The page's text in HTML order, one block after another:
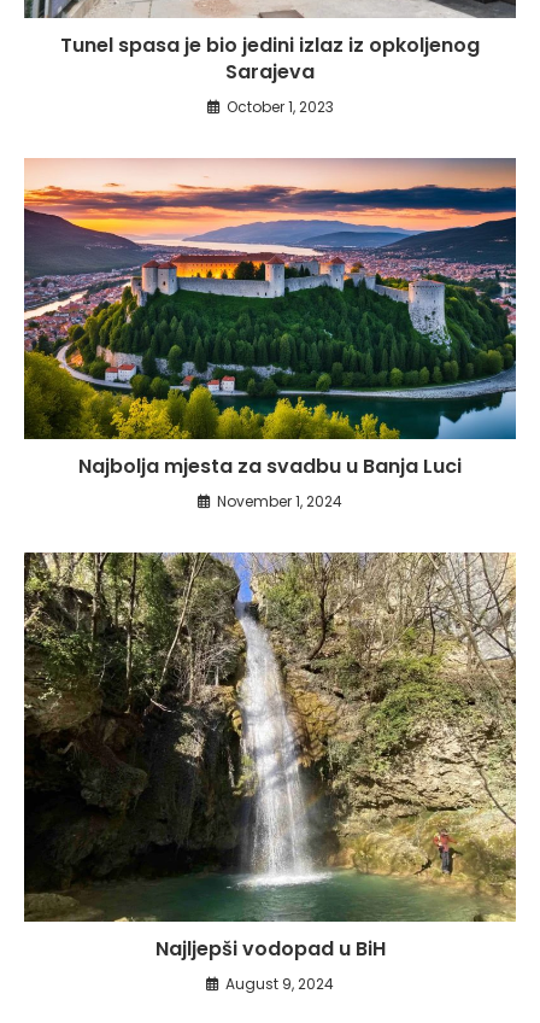
Tunel spasa je bio jedini izlaz iz opkoljenog
Sarajeva
October 1, 2023
Najbolja mjesta za svadbu u Banja Luci
November 1, 2024
Najljepši vodopad u BiH
August 9, 2024